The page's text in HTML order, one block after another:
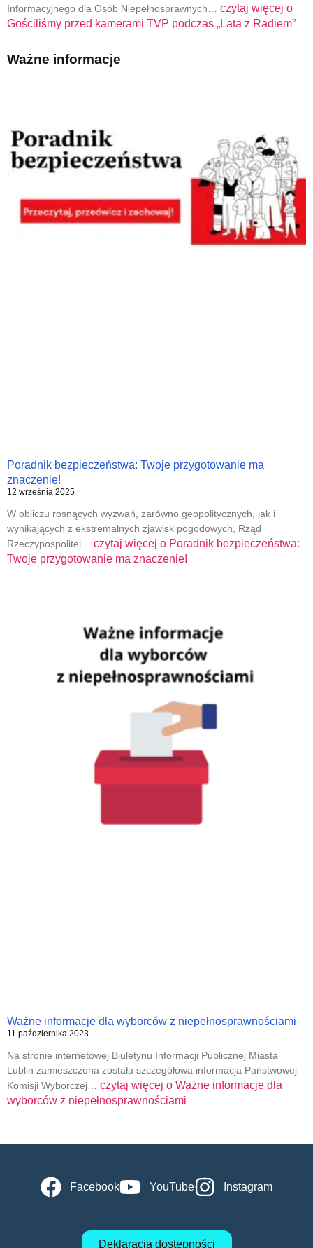
Informacyjnego dla Osób Niepełnosprawnych… czytaj więcej o
Gościliśmy przed kamerami TVP podczas „Lata z Radiem”
Ważne informacje
Poradnik bezpieczeństwa: Twoje przygotowanie ma
znaczenie!
12 września 2025
W obliczu rosnących wyzwań, zarówno geopolitycznych, jak i
wynikających z ekstremalnych zjawisk pogodowych, Rząd
Rzeczypospolitej… czytaj więcej o Poradnik bezpieczeństwa:
Twoje przygotowanie ma znaczenie!
Ważne informacje dla wyborców z niepełnosprawnościami
11 października 2023
Na stronie internetowej Biuletynu Informacji Publicznej Miasta
Lublin zamieszczona została szczegółowa informacja Państwowej
Komisji Wyborczej… czytaj więcej o Ważne informacje dla
wyborców z niepełnosprawnościami
Facebook YouTube Instagram
Deklaracja dostępności